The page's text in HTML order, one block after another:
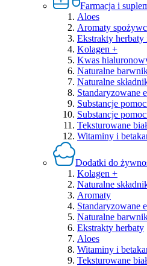
Farmacja i
Aloes
Aromaty
Ekstrakty
Kolagen +
Kwas
Naturalne
Naturalne
Standaryzowane
Substancje
Substancje
Teksturowane
Witaminy i
Dodatki do
Kolagen +
Naturalne
Aromaty
Standaryzowane
Naturalne
Ekstrakty herbaty
Aloes
Witaminy i
Teksturowane